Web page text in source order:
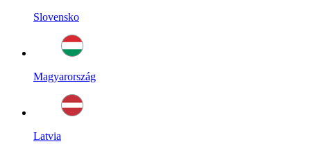
Slovensko
Magyarország
Latvia